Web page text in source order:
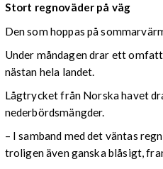
Stort regnoväder på väg
Den som hoppas på
Under måndagen drar ett
nästan hela landet.
Lågtrycket från Norska havet
nederbördsmängder.
– I samband med det väntas
troligen även ganska blåsigt,